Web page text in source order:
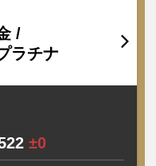
/
ラチナ
±0